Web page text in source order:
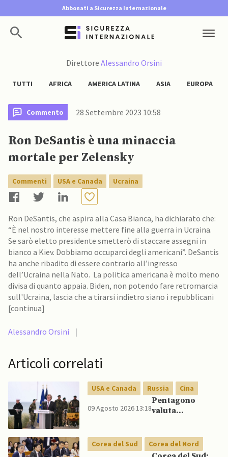
Abbonati a Sicurezza Internazionale
Direttore Alessandro Orsini
TUTTI AFRICA AMERICA LATINA ASIA EUROPA
Commento 28 Settembre 2023 10:58
Ron DeSantis è una minaccia
mortale per Zelensky￼
Commenti USA e Canada Ucraina
Ron DeSantis, che aspira alla Casa Bianca, ha dichiarato che:
“È nel nostro interesse mettere fine alla guerra in Ucraina.
Se sarò eletto presidente smetterò di staccare assegni in
bianco a Kiev. Dobbiamo occuparci degli americani”. DeSantis
ha anche ribadito di essere contrario all’ingresso
dell’Ucraina nella Nato. La politica americana è molto meno
divisa di quanto appaia. Biden, non potendo fare retromarcia
sull'Ucraina, lascia che a tirarsi indietro siano i repubblicani
[continua]
Alessandro Orsini |
Articoli correlati
USA e Canada Russia Cina
09 Agosto 2026 13:18
Pentagono
valuta
nucleare per
scoraggiare
Corea del Sud Corea del Nord